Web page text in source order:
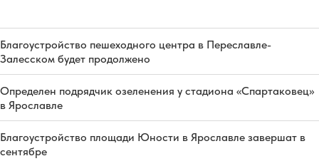
Благоустройство пешеходного центра в Переславле-
Залесском будет продолжено
Определен подрядчик озеленения у стадиона «Спартаковец»
в Ярославле
Благоустройство площади Юности в Ярославле завершат в
сентябре